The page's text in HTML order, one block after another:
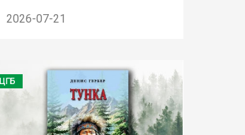
2026-07-21
ЦГБ